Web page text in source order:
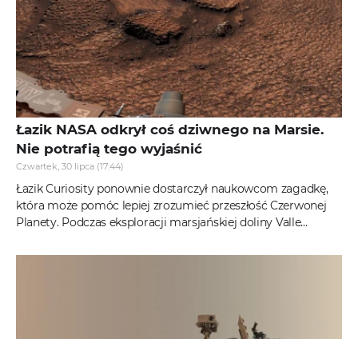
Łazik NASA odkrył coś dziwnego na Marsie.
Nie potrafią tego wyjaśnić
Czwartek, 30 lipca (17:44)
Łazik Curiosity ponownie dostarczył naukowcom zagadkę,
która może pomóc lepiej zrozumieć przeszłość Czerwonej
Planety. Podczas eksploracji marsjańskiej doliny Valle